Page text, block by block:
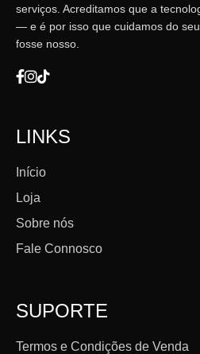
serviços. Acreditamos que a
— e é por isso que cuidamos do
fosse nosso.
LINKS
Início
Loja
Sobre nós
Fale Connosco
SUPORTE
Termos e Condições de Venda